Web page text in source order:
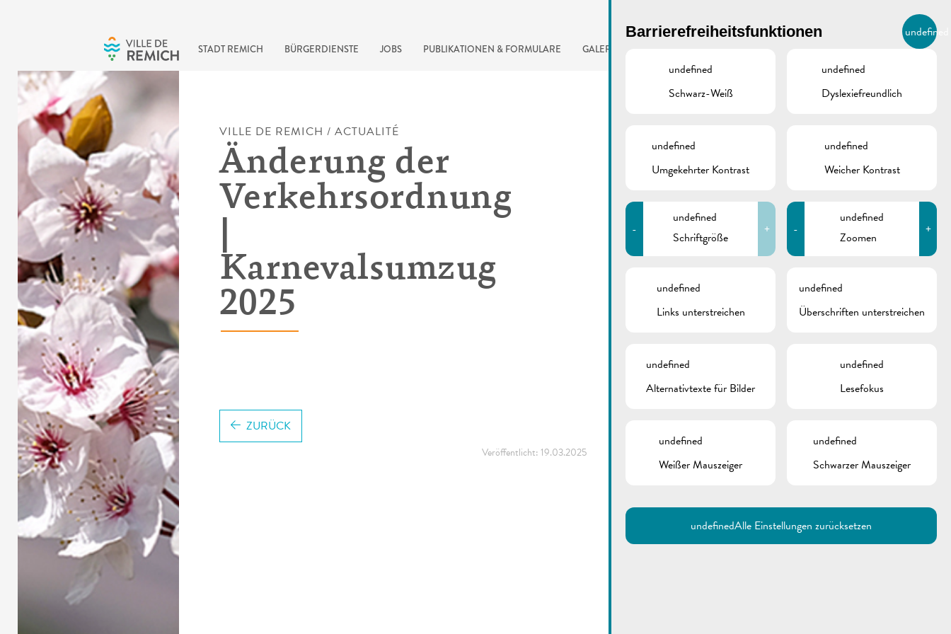
STADT REMICH BÜRGERDIENSTE JOBS PUBLIKATIONEN & FORMULARE GALERIE DE
BIERGER.REMICH.LU
Utilisez la recherche pour
Comme par exemple des contacts, des
informations ou de documents.
VILLE DE REMICH / ACTUALITÉ
Änderung der
Verkehrsordnung
Karnevalsumzug
2025
Veröffentlicht: 19.03.2025
ZURÜCK
Barrierefreiheitsfunktionen undefined
undefined
Schwarz-Weiß
undefined
Dyslexiefreundlich
undefined
Umgekehrter Kontrast
undefined
Weicher Kontrast
-
undefined
Schriftgröße
+ -
undefined
Zoomen
+
undefined
Links unterstreichen
undefined
Überschriften unterstreichen
undefined
Alternativtexte für Bilder
undefined
Lesefokus
undefined
Weißer Mauszeiger
undefined
Schwarzer Mauszeiger
undefinedAlle Einstellungen zurücksetzen